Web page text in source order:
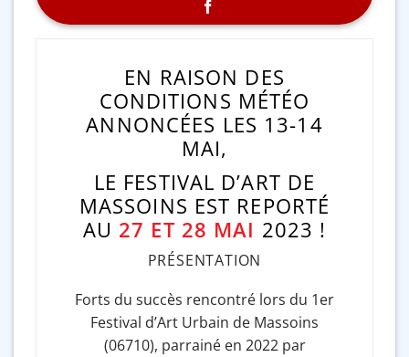
EN RAISON DES
CONDITIONS MÉTÉO
ANNONCÉES LES 13-14
MAI,
LE FESTIVAL D’ART DE
MASSOINS EST REPORTÉ
AU 27 ET 28 MAI 2023 !
PRÉSENTATION
Forts du succès rencontré lors du 1er
Festival d’Art Urbain de Massoins
(06710), parrainé en 2022 par